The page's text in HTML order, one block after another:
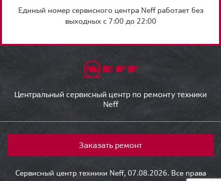
Единый номер сервисного центра Neff работает без
выходных с 7:00 до 22:00
Центральный сервисный центр по ремонту техники
Neff
Заказать ремонт
Сервисный центр техники Neff, 07.08.2026. Все права